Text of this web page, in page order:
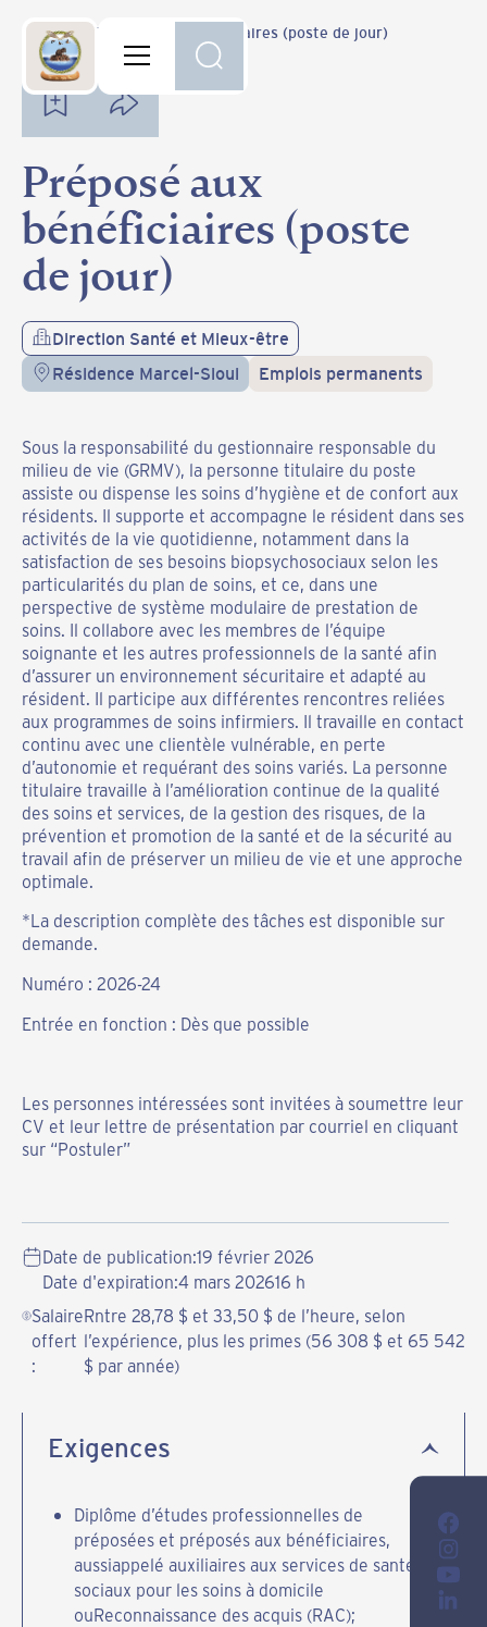
Carrière Préposé aux bénéficiaires (poste de jour)
Préposé aux
bénéficiaires (poste
de jour)
Direction Santé et Mieux-être
Résidence Marcel-Sioui
Emplois permanents
Sous la responsabilité du gestionnaire responsable du
milieu de vie (GRMV), la personne titulaire du poste
assiste ou dispense les soins d’hygiène et de confort aux
résidents. Il supporte et accompagne le résident dans ses
activités de la vie quotidienne, notamment dans la
satisfaction de ses besoins biopsychosociaux selon les
particularités du plan de soins, et ce, dans une
perspective de système modulaire de prestation de
soins. Il collabore avec les membres de l’équipe
soignante et les autres professionnels de la santé afin
d’assurer un environnement sécuritaire et adapté au
résident. Il participe aux différentes rencontres reliées
aux programmes de soins infirmiers. Il travaille en contact
continu avec une clientèle vulnérable, en perte
d’autonomie et requérant des soins variés. La personne
titulaire travaille à l’amélioration continue de la qualité
des soins et services, de la gestion des risques, de la
prévention et promotion de la santé et de la sécurité au
travail afin de préserver un milieu de vie et une approche
optimale.
*La description complète des tâches est disponible sur
demande.
Numéro : 2026-24
Entrée en fonction : Dès que possible
Les personnes intéressées sont invitées à soumettre leur
CV et leur lettre de présentation par courriel en cliquant
sur “Postuler”
Date de publication:19 février 2026
Date d'expiration:4 mars 202616 h
Salaire
offert
:
Rntre 28,78 $ et 33,50 $ de l’heure, selon
l’expérience, plus les primes (56 308 $ et 65 542
$ par année)
Exigences
Diplôme d’études professionnelles de
préposées et préposés aux bénéficiaires,
aussiappelé auxiliaires aux services de santé et
sociaux pour les soins à domicile
ouReconnaissance des acquis (RAC);